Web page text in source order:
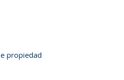
propiedad